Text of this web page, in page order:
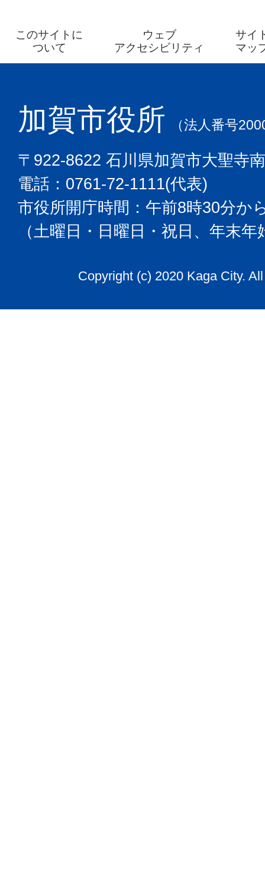
このサイトに
ついて
ウェブ
アクセシビリティ
サイ
マッ
加賀市役所 （法人番号
〒922-8622 石川県加賀市大聖寺
電話：0761-72-1111(代表)
市役所開庁時間：午前8時30分か
（土曜日・日曜日・祝日、年末
Copyright (c) 2020 Kaga City.